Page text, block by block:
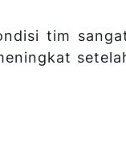
tim